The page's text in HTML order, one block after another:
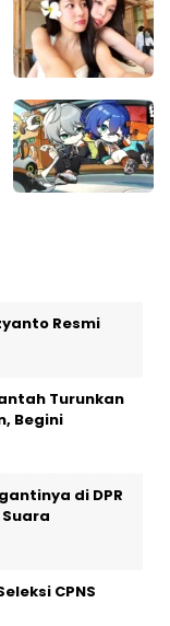
Resmi
Turunkan
Begini
di DPR
CPNS